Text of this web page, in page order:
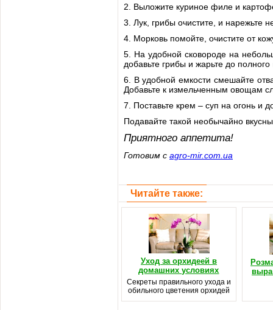
2. Выложите куриное филе и
3. Лук, грибы очистите, и нарежьте
4. Морковь помойте, очистите от
5. На удобной сковороде на
добавьте грибы и жарьте до
6. В удобной емкости смешайте
Добавьте к измельченным овощам
7. Поставьте крем – суп на огонь и
Подавайте такой необычайно
Приятного аппетита!
Готовим с agro-mir.com.ua
Читайте также:
Уход за орхидеей в
домашних условиях
Секреты правильного ухода и
обильного цветения орхидей